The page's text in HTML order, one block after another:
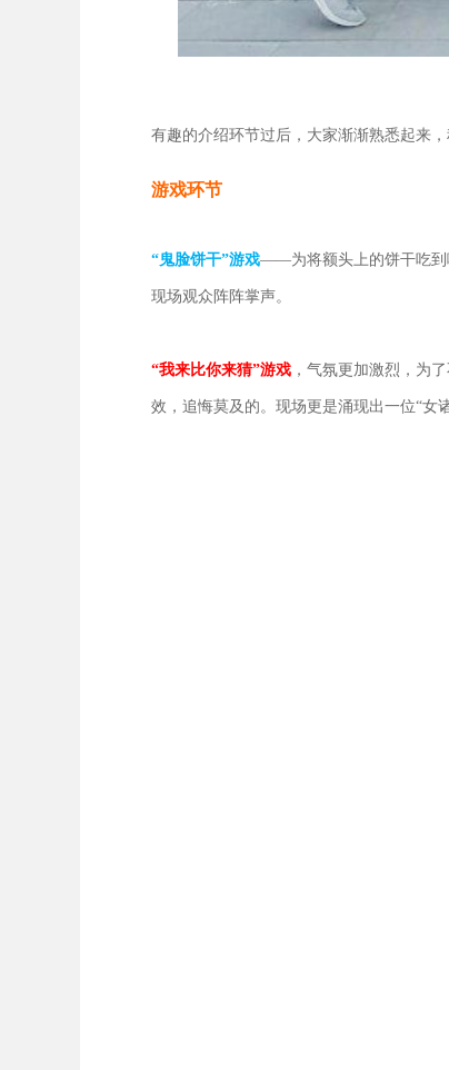
有趣的介绍环节过后，大家渐渐熟悉起来
游戏环节
“鬼脸饼干”游戏——为将额头上的饼干吃到
现场观众阵阵掌声。
“我来比你来猜”游戏 ，气氛更加激烈，为
效，追悔莫及的。现场更是涌现出一位“女